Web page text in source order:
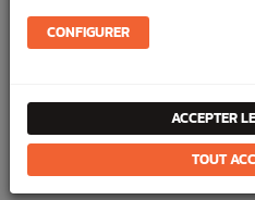
LIVRAISON
VÉHICULES COMPATIBLE
Marque :SUBARU
Référence :2177
CONFIGURER
ACCEPTER
TOUT